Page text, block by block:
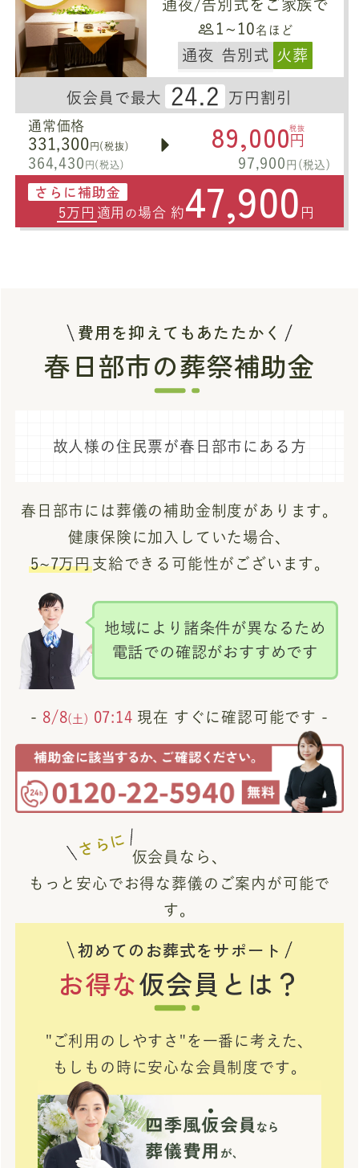
通夜/告別式をご家族で
1~10 名ほど
通夜 告別式 火葬
仮会員で最大 24.2 万円割引
通常価格
331,300 円(税抜)
364,430 円(税込)
89,000税抜
円
97,900 円(税込)
さらに補助金
5万円 適用 の 場合 約47,900 円
費用を抑えてもあたたかく
春日部市の葬祭補助金
故人様の住民票が春日部市にある方
春日部市には葬儀の補助金制度があります。
健康保険に加入していた場合、
5~7万円支給できる可能性がございます。
地域により諸条件が異なるため
電話での確認がおすすめです
- 8/8(土) 07:14 現在 すぐに確認可能です -
さらに 仮会員なら、
もっと安心でお得な葬儀のご案内が可能で
す。
初めてのお葬式をサポート
お得な仮会員とは？
"ご利用のしやすさ"を一番に考えた、
もしもの時に安心な会員制度です。